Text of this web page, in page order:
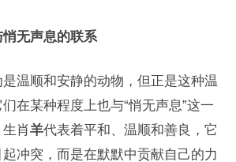
无声息的联系
温顺和安静的动物，但正是这种温
在某种程度上也与“悄无声息”这一
肖羊代表着平和、温顺和善良，它
冲突，而是在默默中贡献自己的力